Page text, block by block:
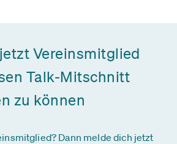
Vereinsmitglied
Talk-Mitschnitt
zu können
Dann melde dich jetzt